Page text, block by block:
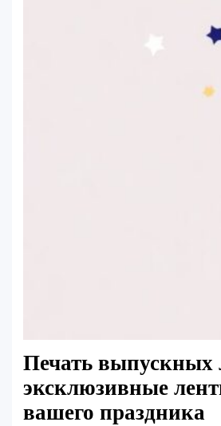
Печать выпускных
эксклюзивные
вашего праздника